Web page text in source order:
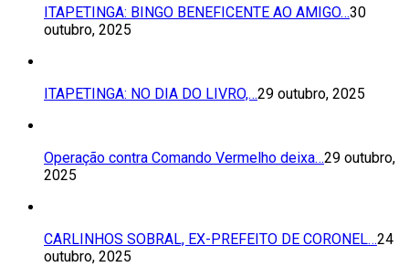
ITAPETINGA: BINGO BENEFICENTE AO AMIGO…30
outubro, 2025
ITAPETINGA: NO DIA DO LIVRO,…29 outubro, 2025
Operação contra Comando Vermelho deixa…29 outubro,
2025
CARLINHOS SOBRAL, EX-PREFEITO DE CORONEL…24
outubro, 2025